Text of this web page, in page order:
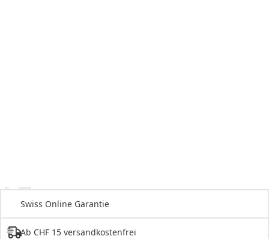
Swiss Online Garantie
Ab CHF 15 versandkostenfrei